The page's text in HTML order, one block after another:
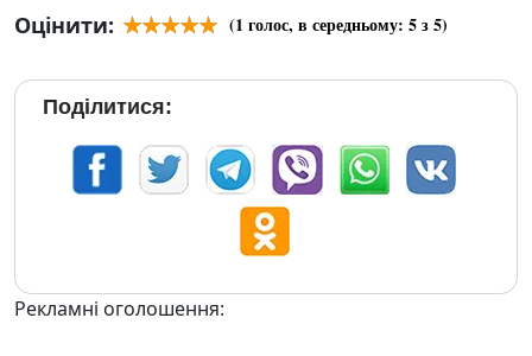
Оцінити:
(1 голос, в середньому: 5з 5)
Поділитися:
Рекламні оголошення: